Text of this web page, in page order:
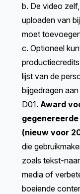
b. De video
uploaden van
moet
c. Optioneel
lijst van de
bijgedragen
D01. Award
(nieuw voor
die
zoals tekst-
media of
boeiende